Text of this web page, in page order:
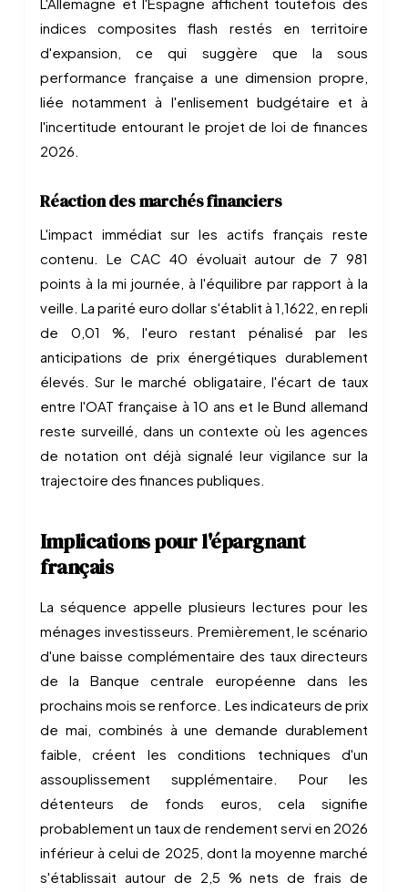
indices composites flash restés en territoire
d'expansion, ce qui suggère que la sous
performance française a une dimension propre,
liée notamment à l'enlisement budgétaire et à
l'incertitude entourant le projet de loi de finances
2026.
Réaction des marchés financiers
L'impact immédiat sur les actifs français reste
contenu. Le CAC 40 évoluait autour de 7 981
points à la mi journée, à l'équilibre par rapport à la
veille. La parité euro dollar s'établit à 1,1622, en repli
de 0,01 %, l'euro restant pénalisé par les
anticipations de prix énergétiques durablement
élevés. Sur le marché obligataire, l'écart de taux
entre l'OAT française à 10 ans et le Bund allemand
reste surveillé, dans un contexte où les agences
de notation ont déjà signalé leur vigilance sur la
trajectoire des finances publiques.
Implications pour l'épargnant
français
La séquence appelle plusieurs lectures pour les
ménages investisseurs. Premièrement, le scénario
d'une baisse complémentaire des taux directeurs
de la Banque centrale européenne dans les
prochains mois se renforce. Les indicateurs de prix
de mai, combinés à une demande durablement
faible, créent les conditions techniques d'un
assouplissement supplémentaire. Pour les
détenteurs de fonds euros, cela signifie
probablement un taux de rendement servi en 2026
inférieur à celui de 2025, dont la moyenne marché
s'établissait autour de 2,5 % nets de frais de